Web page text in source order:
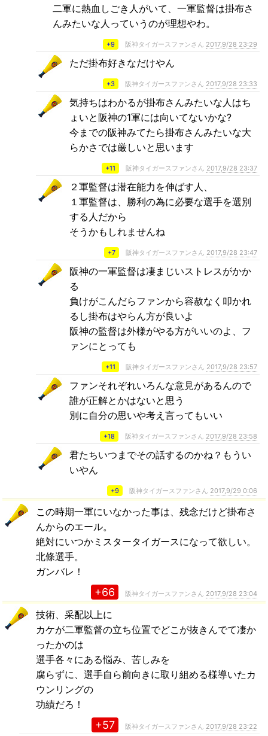
二軍に熱血しごき人がいて、一軍監督は掛布さ
んみたいな人っていうのが理想やわ。
+9 阪神タイガースファンさん 2017,9/28 23:29
ただ掛布好きなだけやん
+3 阪神タイガースファンさん 2017,9/28 23:33
気持ちはわかるが掛布さんみたいな人はち
ょいと阪神の1軍には向いてないかな?
今までの阪神みてたら掛布さんみたいな大
らかさでは厳しいと思います
+11 阪神タイガースファンさん 2017,9/28 23:37
２軍監督は潜在能力を伸ばす人、
１軍監督は、勝利の為に必要な選手を選別
する人だから
そうかもしれませんね
+7 阪神タイガースファンさん 2017,9/28 23:47
阪神の一軍監督は凄まじいストレスがかか
る
負けがこんだらファンから容赦なく叩かれ
るし掛布はやらん方が良いよ
阪神の監督は外様がやる方がいいのよ、フ
ァンにとっても
+11 阪神タイガースファンさん 2017,9/28 23:57
ファンそれぞれいろんな意見があるんので
誰が正解とかはないと思う
別に自分の思いや考え言ってもいい
+18 阪神タイガースファンさん 2017,9/28 23:58
君たちいつまでその話するのかね？もうい
いやん
+9 阪神タイガースファンさん 2017,9/29 0:06
この時期一軍にいなかった事は、残念だけど掛布さ
んからのエール。
絶対にいつかミスタータイガースになって欲しい。
北條選手。
ガンバレ！
+66 阪神タイガースファンさん 2017,9/28 23:04
技術、采配以上に
カケが二軍監督の立ち位置でどこが抜きんでて凄か
ったかのは
選手各々にある悩み、苦しみを
腐らずに、選手自ら前向きに取り組める様導いたカ
ウンリングの
功績だろ！
+57 阪神タイガースファンさん 2017,9/28 23:22